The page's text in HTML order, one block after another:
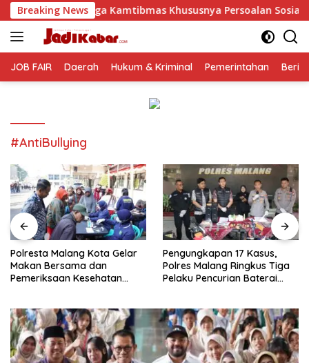
Langsung
ke
konten
Breaking News
Khususnya Persoalan Sosial Polresta
JOB FAIR Daerah Hukum & Kriminal Pemerintahan
#AntiBullying
Polresta Malang Kota Gelar
Makan Bersama dan
Pemeriksaan Kesehatan
Pengungkapan 17 Kasus,
Polres Malang Ringkus Tiga
Pelaku Pencurian Baterai